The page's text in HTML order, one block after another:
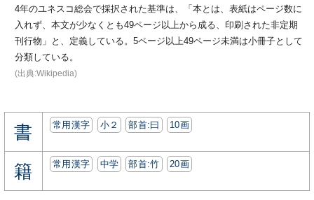
4年のユネスコ総会で採択された基準は、「本とは、表紙はページ数に
入れず、本文が少なくとも49ページ以上から成る、印刷された非定期
刊行物」と、定義している。5ページ以上49ページ未満は小冊子として
分類している。
(出典:Wikipedia)
書 常用漢字 小２ 部首:⽈ 10画
籍 常用漢字 中学 部首:⽵ 20画